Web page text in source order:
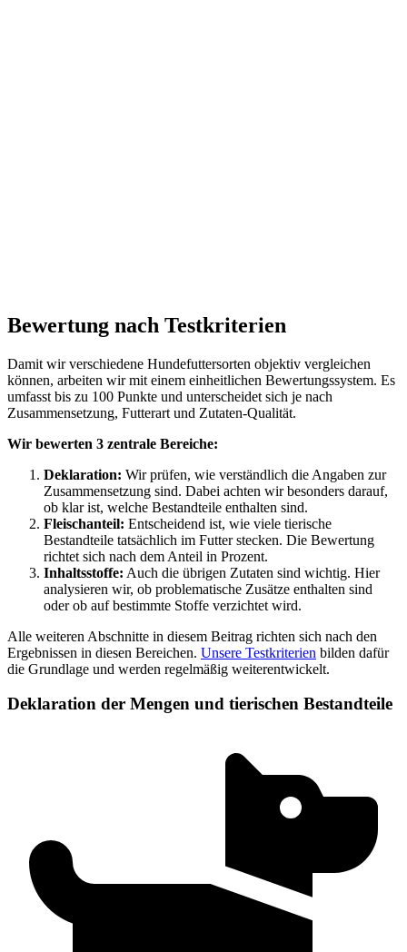
Bewertung nach Testkriterien
Damit wir verschiedene Hundefuttersorten objektiv vergleichen
können, arbeiten wir mit einem einheitlichen Bewertungssystem. Es
umfasst bis zu 100 Punkte und unterscheidet sich je nach
Zusammensetzung, Futterart und Zutaten-Qualität.
Wir bewerten 3 zentrale Bereiche:
Deklaration: Wir prüfen, wie verständlich die Angaben zur
Zusammensetzung sind. Dabei achten wir besonders darauf,
ob klar ist, welche Bestandteile enthalten sind.
Fleischanteil: Entscheidend ist, wie viele tierische
Bestandteile tatsächlich im Futter stecken. Die Bewertung
richtet sich nach dem Anteil in Prozent.
Inhaltsstoffe: Auch die übrigen Zutaten sind wichtig. Hier
analysieren wir, ob problematische Zusätze enthalten sind
oder ob auf bestimmte Stoffe verzichtet wird.
Alle weiteren Abschnitte in diesem Beitrag richten sich nach den
Ergebnissen in diesen Bereichen. Unsere Testkriterien bilden dafür
die Grundlage und werden regelmäßig weiterentwickelt.
Deklaration der Mengen und tierischen Bestandteile